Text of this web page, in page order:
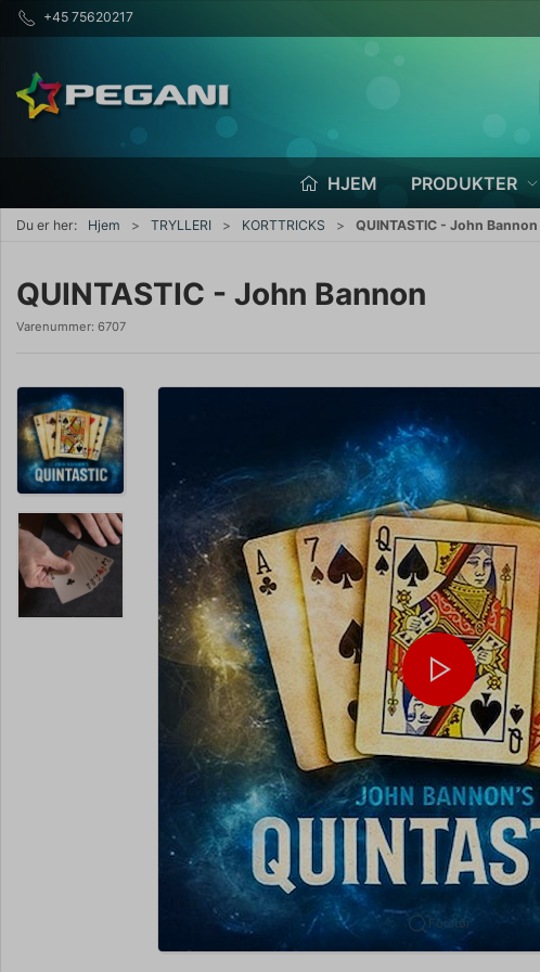
+45 75620217
HJEM PRODUKTER
Du er her: Hjem TRYLLERI KORTTRICKS QUINTASTIC - John Bannon
QUINTASTIC - John Bannon
Varenummer: 6707
Forstør